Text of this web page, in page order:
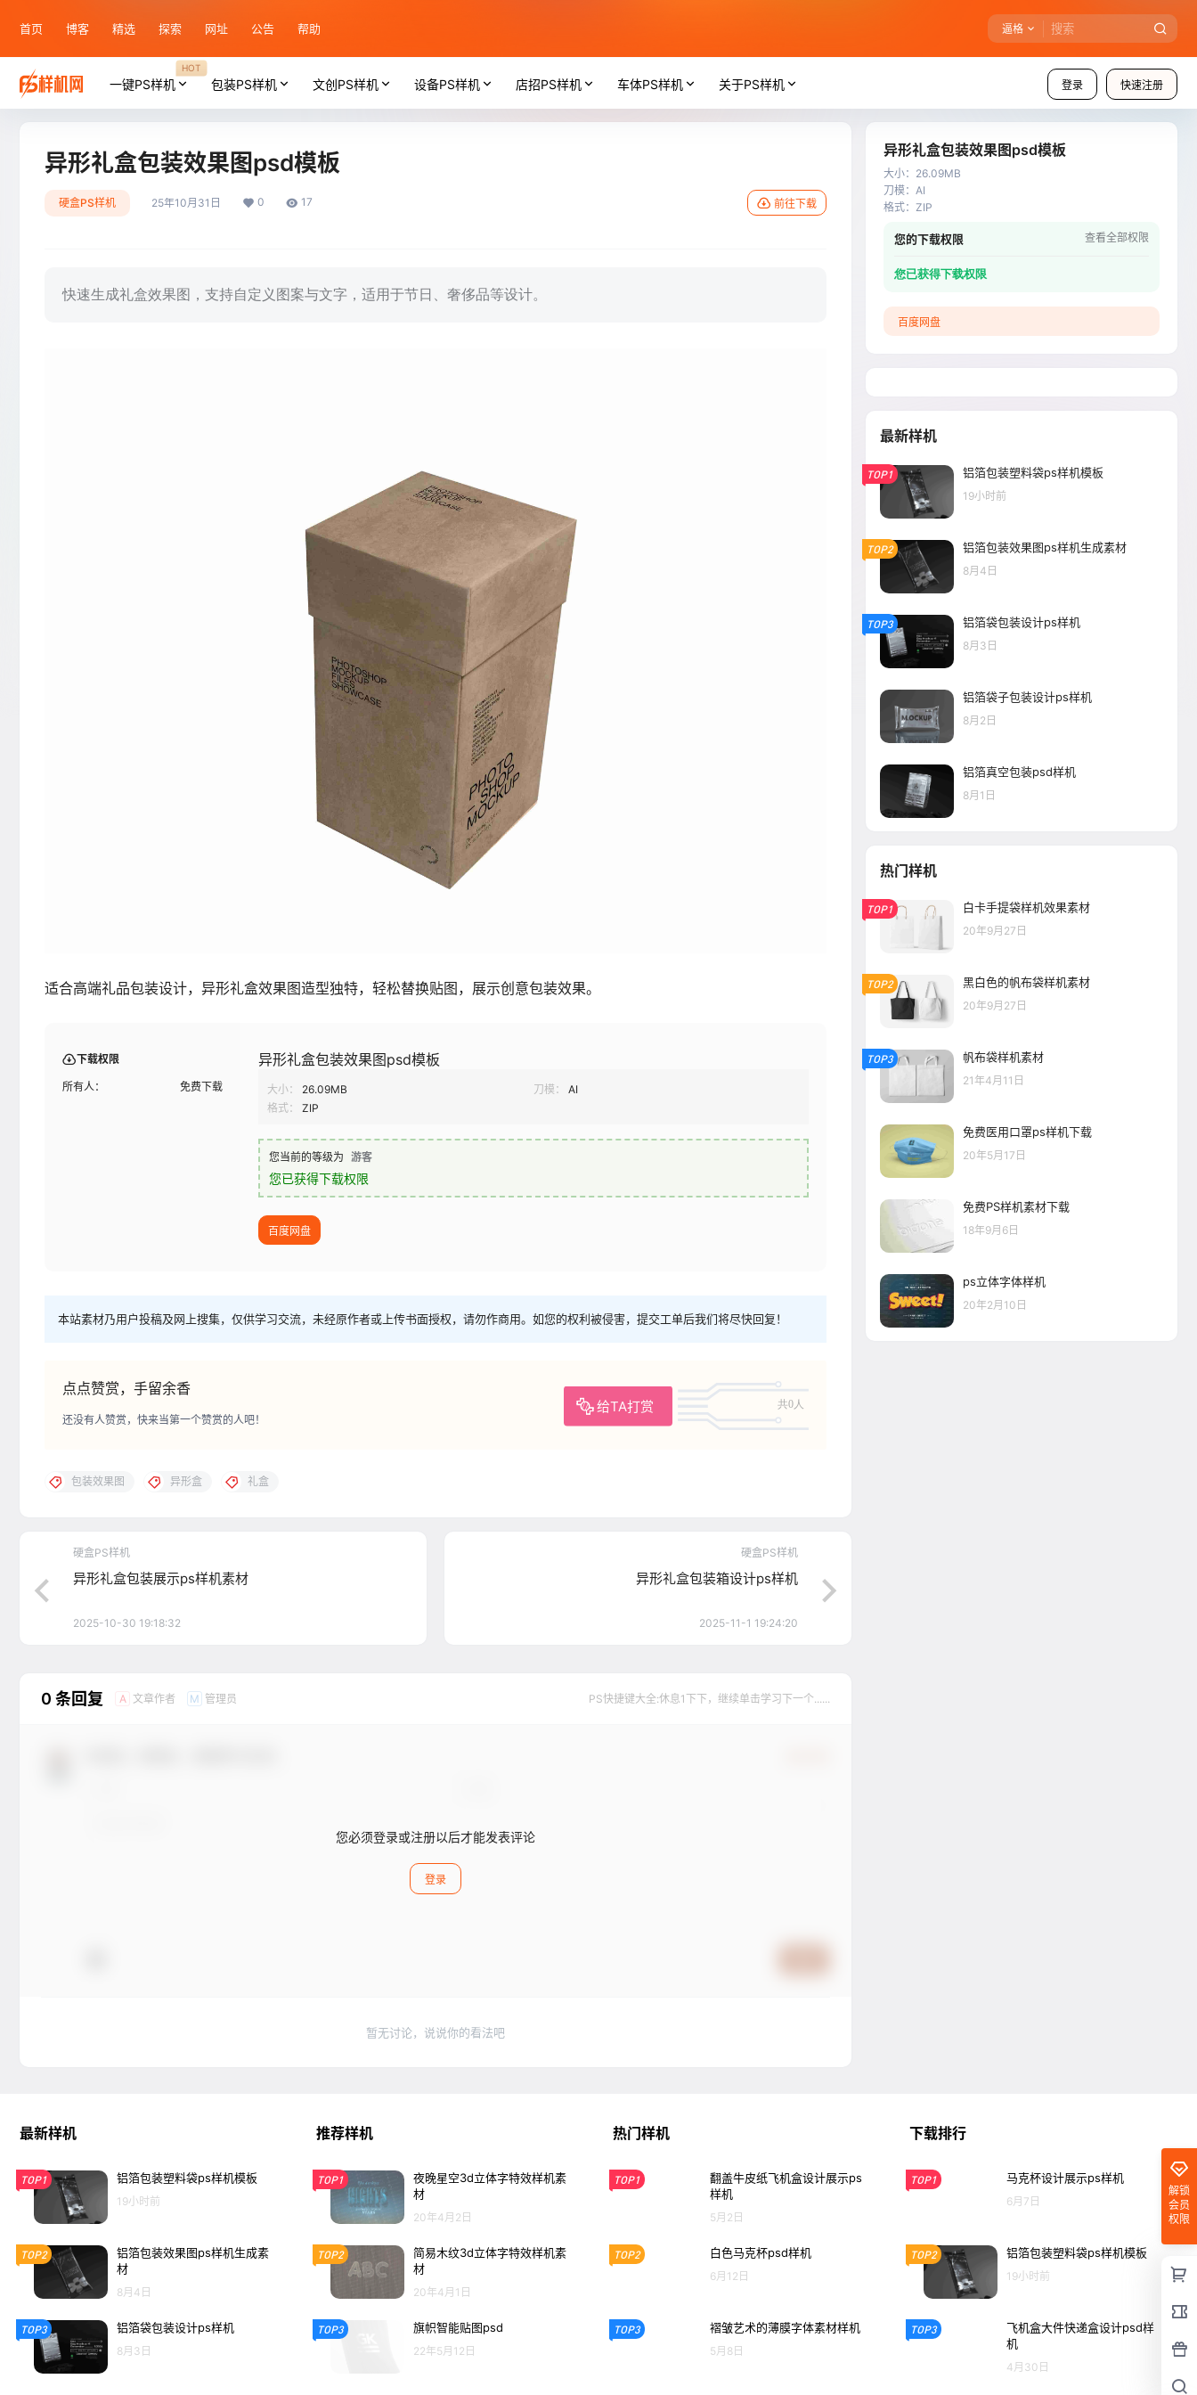
首页 博客 精选 探索 网址 公告 帮助 逼格
登录 快速注册
一键PS样机
HOT
包装PS样机 文创PS样机 设备PS样机 店招PS样机 车体PS样机 关于PS样机
异形礼盒包装效果图psd模板
硬盒PS样机 25年10月31日 0 17 前往下载
快速生成礼盒效果图，支持自定义图案与文字，适用于节日、奢侈品等设计。
适合高端礼品包装设计，异形礼盒效果图造型独特，轻松替换贴图，展示创意包装效果。
下载权限
所有人： 免费下载
异形礼盒包装效果图psd模板
大小： 26.09MB 刀模：
AI
格式：
ZIP
您当前的等级为 游客
您已获得下载权限
百度网盘
本站素材乃用户投稿及网上搜集，仅供学习交流，未经原作者或上传书面授权，请勿作商用。如您的权利被侵害，提交工单后我们将尽快回复！
点点赞赏，手留余香
给TA打赏 共0人
还没有人赞赏，快来当第一个赞赏的人吧！
包装效果图 异形盒 礼盒
硬盒PS样机
异形礼盒包装展示ps样机素材
2025-10-30 19:18:32
硬盒PS样机
异形礼盒包装箱设计ps样机
2025-11-1 19:24:20
0 条回复 A 文章作者 M 管理员 PS快捷键大全:休息1下下，继续单击学习下一个......
您必须登录或注册以后才能发表评论
登录
暂无讨论，说说你的看法吧
异形礼盒包装效果图psd模板
大小： 26.09MB
刀模： AI
格式： ZIP
您的下载权限 查看全部权限
您已获得下载权限
百度网盘
最新样机
TOP1 铝箔包装塑料袋ps样机模板
19小时前
TOP2 铝箔包装效果图ps样机生成素材
8月4日
TOP3 铝箔袋包装设计ps样机
8月3日
铝箔袋子包装设计ps样机
8月2日
铝箔真空包装psd样机
8月1日
热门样机
TOP1 白卡手提袋样机效果素材
20年9月27日
TOP2 黑白色的帆布袋样机素材
20年9月27日
TOP3 帆布袋样机素材
21年4月11日
免费医用口罩ps样机下载
20年5月17日
免费PS样机素材下载
18年9月6日
ps立体字体样机
20年2月10日
解锁
会员
权限
最新样机
TOP1 铝箔包装塑料袋ps样机模板
19小时前
TOP2
铝箔包装效果图ps样机生成素
材
8月4日
TOP3 铝箔袋包装设计ps样机
8月3日
推荐样机
TOP1
夜晚星空3d立体字特效样机素
材
20年4月2日
TOP2
简易木纹3d立体字特效样机素
材
20年4月1日
TOP3 旗帜智能贴图psd
22年5月12日
热门样机
TOP1
翻盖牛皮纸飞机盒设计展示ps
样机
5月2日
TOP2 白色马克杯psd样机
6月12日
TOP3 褶皱艺术的薄膜字体素材样机
5月8日
下载排行
TOP1 马克杯设计展示ps样机
6月7日
TOP2 铝箔包装塑料袋ps样机模板
19小时前
TOP3
飞机盒大件快递盒设计psd样
机
4月30日